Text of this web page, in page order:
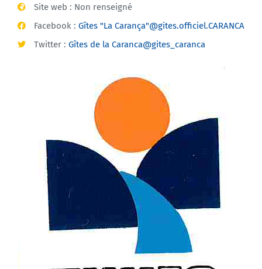
Site web : Non renseigné
Facebook : Gîtes "La Carança"@gites.officiel.CARANCA
Twitter : Gîtes de la Caranca@gites_caranca